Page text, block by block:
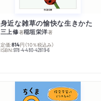
身近な雑草の愉快な生きかた
三上修著稲垣栄洋著
定価:814円 （10％税込み）
ISBN:978-4-480-42819-6